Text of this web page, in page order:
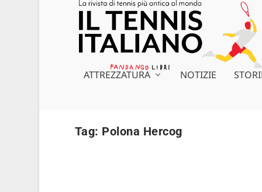
ATTREZZATURA NOTIZIE
Tag: Polona Hercog